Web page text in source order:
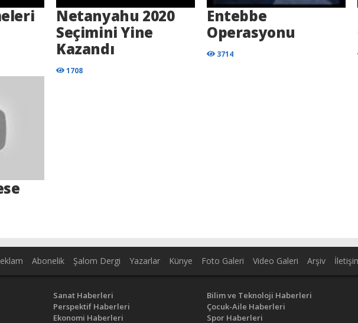
Netanyahu 2020
Seçimini Yine
Kazandı
1708
Entebbe
Operasyonu
3714
Abonelik Şalom Dergi Yazarlar Künye Foto Galeri Video Galeri Arşiv
Sanat Haberleri
Perspektif Haberleri
Ekonomi Haberleri
Bilim ve Teknoloji Haberleri
Çocuk-Aile Haberleri
Spor Haberleri